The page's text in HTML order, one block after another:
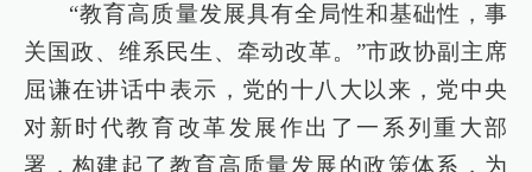
“教育高质量发展具有全局性和基础性，事
关国政、维系民生、牵动改革。”市政协副主席
屈谦在讲话中表示，党的十八大以来，党中央
对新时代教育改革发展作出了一系列重大部
署，构建起了教育高质量发展的政策体系，为